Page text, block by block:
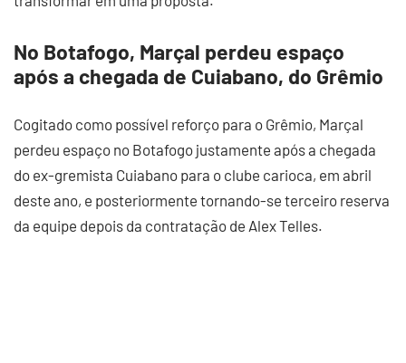
No Botafogo, Marçal perdeu espaço
após a chegada de Cuiabano, do Grêmio
Cogitado como possível reforço para o Grêmio, Marçal
perdeu espaço no Botafogo justamente após a chegada
do ex-gremista Cuiabano para o clube carioca, em abril
deste ano, e posteriormente tornando-se terceiro reserva
da equipe depois da contratação de Alex Telles.